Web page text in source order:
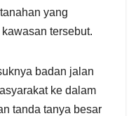
yang
tersebut.
badan jalan
ke dalam
tanda tanya besar